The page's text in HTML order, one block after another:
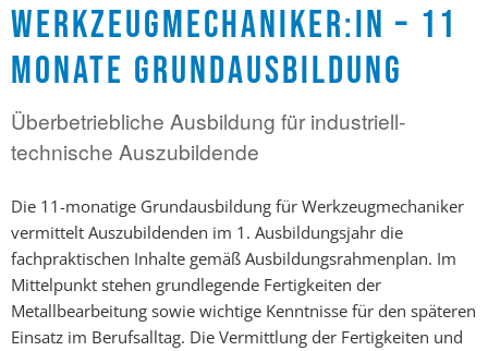
WERKZEUGMECHANIKER:IN – 11
MONATE GRUNDAUSBILDUNG
Überbetriebliche Ausbildung für industriell-
technische Auszubildende
Die 11-monatige Grundausbildung für Werkzeugmechaniker
vermittelt Auszubildenden im 1. Ausbildungsjahr die
fachpraktischen Inhalte gemäß Ausbildungsrahmenplan. Im
Mittelpunkt stehen grundlegende Fertigkeiten der
Metallbearbeitung sowie wichtige Kenntnisse für den späteren
Einsatz im Berufsalltag. Die Vermittlung der Fertigkeiten und